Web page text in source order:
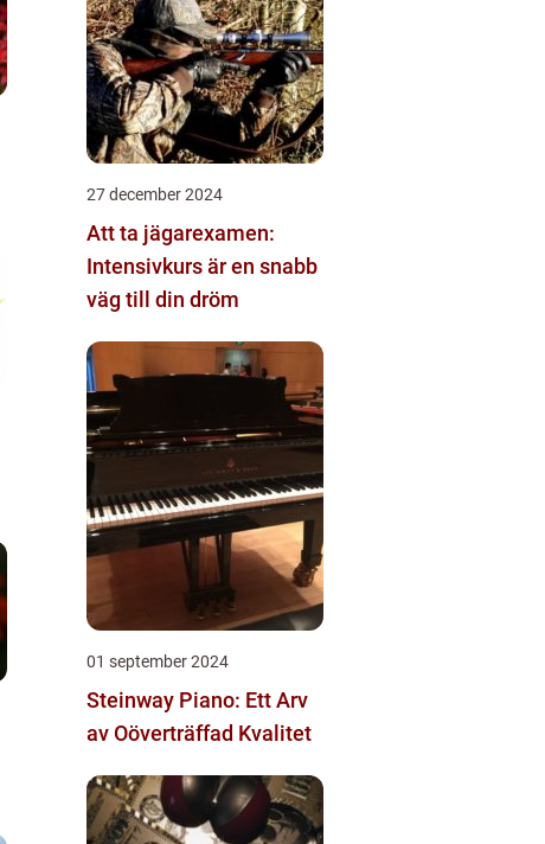
27 december 2024
Att ta jägarexamen:
Intensivkurs är en snabb
väg till din dröm
01 september 2024
Steinway Piano: Ett Arv
av Oöverträffad Kvalitet